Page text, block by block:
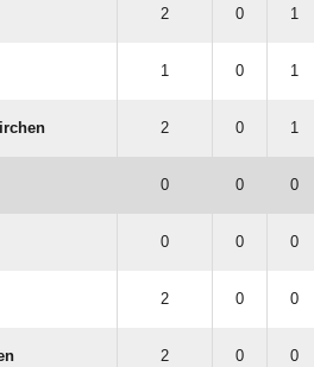
2 0 1
1 0 1
2 0 1
0 0 0
0 0 0
2 0 0
2 0 0